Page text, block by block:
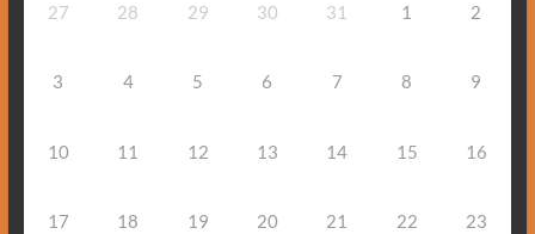
27 28 29 30 31 1 2
3 4 5 6 7 8 9
10 11 12 13 14 15 16
17 18 19 20 21 22 23